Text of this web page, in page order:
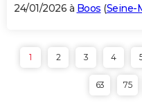
24/01/2026 à Boos (Seine-
1 2 3 4
63 75